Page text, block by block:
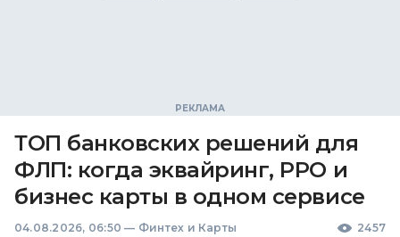
ТОП банковских решений для
ФЛП: когда эквайринг, РРО и
бизнес карты в одном сервисе
04.08.2026, 06:50 — Финтех и Карты 2457